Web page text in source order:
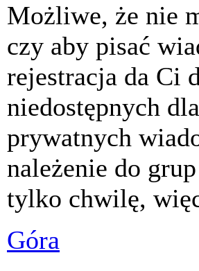
Możliwe, że nie
czy aby pisać
rejestracja da Ci
niedostępnych
prywatnych
należenie do
tylko chwilę,
Góra